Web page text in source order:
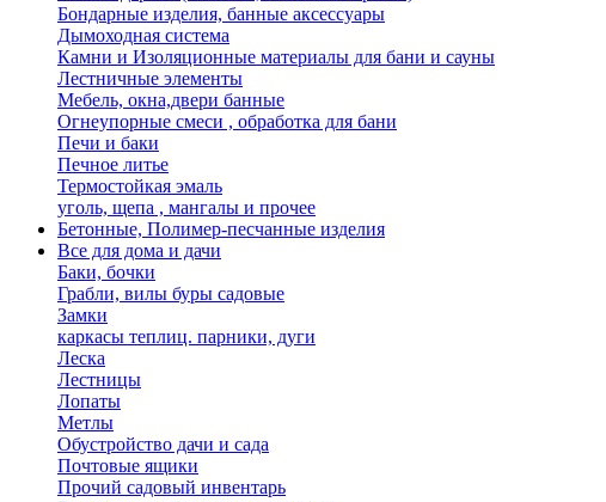
Бондарные изделия, банные аксессуары
Дымоходная система
Камни и Изоляционные материалы для бани и сауны
Лестничные элементы
Мебель, окна,двери банные
Огнеупорные смеси , обработка для бани
Печи и баки
Печное литье
Термостойкая эмаль
уголь, щепа , мангалы и прочее
Бетонные, Полимер-песчанные изделия
Все для дома и дачи
Баки, бочки
Грабли, вилы буры садовые
Замки
каркасы теплиц. парники, дуги
Леска
Лестницы
Лопаты
Метлы
Обустройство дачи и сада
Почтовые ящики
Прочий садовый инвентарь